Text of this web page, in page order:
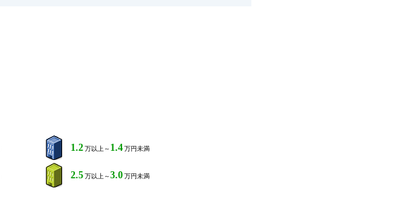
1.2 万以上～ 1.4 万円未満
2.5 万以上～ 3.0 万円未満